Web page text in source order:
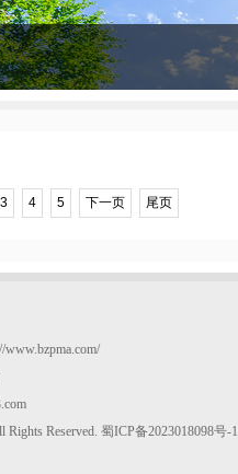
3 4 5 下一页 尾页
www.bzpma.com/
Rights Reserved. 蜀ICP备2023018098号-1